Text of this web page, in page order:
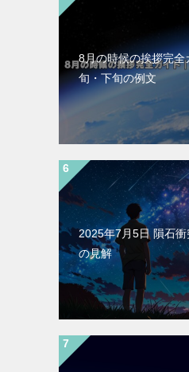
8月の時候の挨拶完全
旬・下旬の例文
2025年7月5日 隕石
の見解